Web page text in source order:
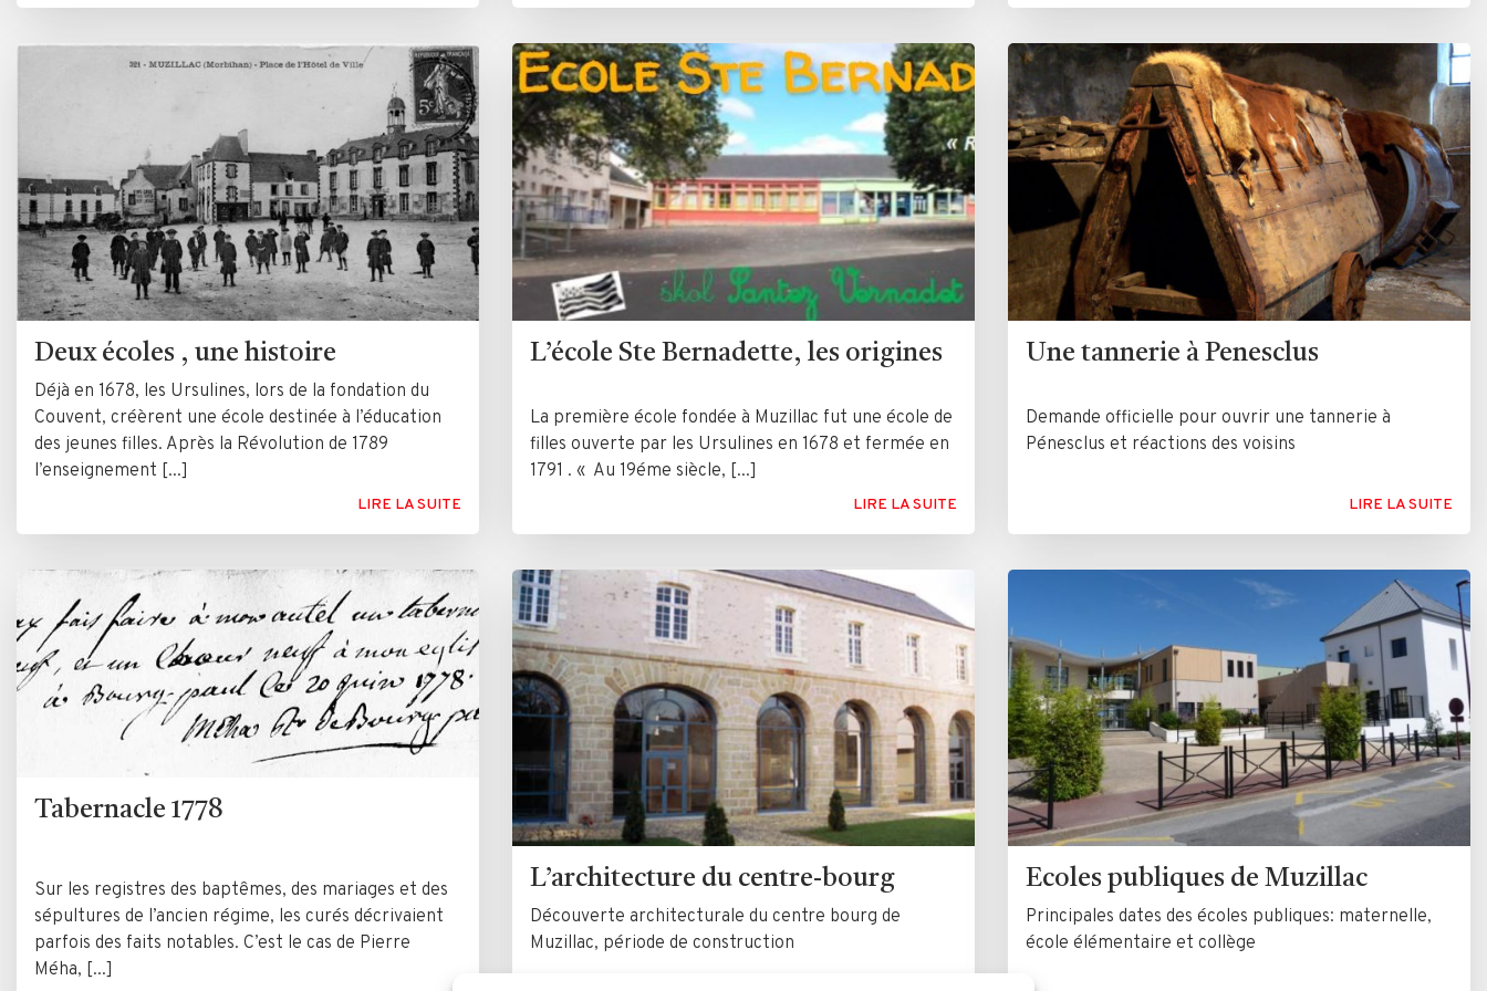
Deux écoles , une histoire
Déjà en 1678, les Ursulines, lors de la fondation du
Couvent, créèrent une école destinée à l’éducation
des jeunes filles. Après la Révolution de 1789
l’enseignement [...]
LIRE LA SUITE
L’école Ste Bernadette, les origines
La première école fondée à Muzillac fut une école de
filles ouverte par les Ursulines en 1678 et fermée en
1791 . « Au 19éme siècle, [...]
LIRE LA SUITE
Une tannerie à Penesclus
Demande officielle pour ouvrir une tannerie à
Pénesclus et réactions des voisins
LIRE LA SUITE
Tabernacle 1778
Sur les registres des baptêmes, des mariages et des
sépultures de l’ancien régime, les curés décrivaient
parfois des faits notables. C’est le cas de Pierre
Méha, [...]
L’architecture du centre-bourg
Découverte architecturale du centre bourg de
Muzillac, période de construction
Ecoles publiques de Muzillac
Principales dates des écoles publiques: maternelle,
école élémentaire et collège